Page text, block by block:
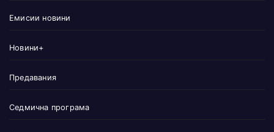
Емисии новини
Новини+
Предавания
Седмична програма